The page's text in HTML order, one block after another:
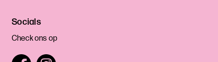
Socials
Check ons op